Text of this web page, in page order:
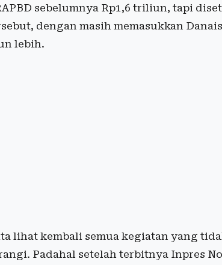
sebelumnya Rp1,6 triliun, tapi
dengan masih memasukkan
lebih.
lihat kembali semua kegiatan yang
Padahal setelah terbitnya Inpres